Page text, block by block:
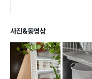
사진&동영상